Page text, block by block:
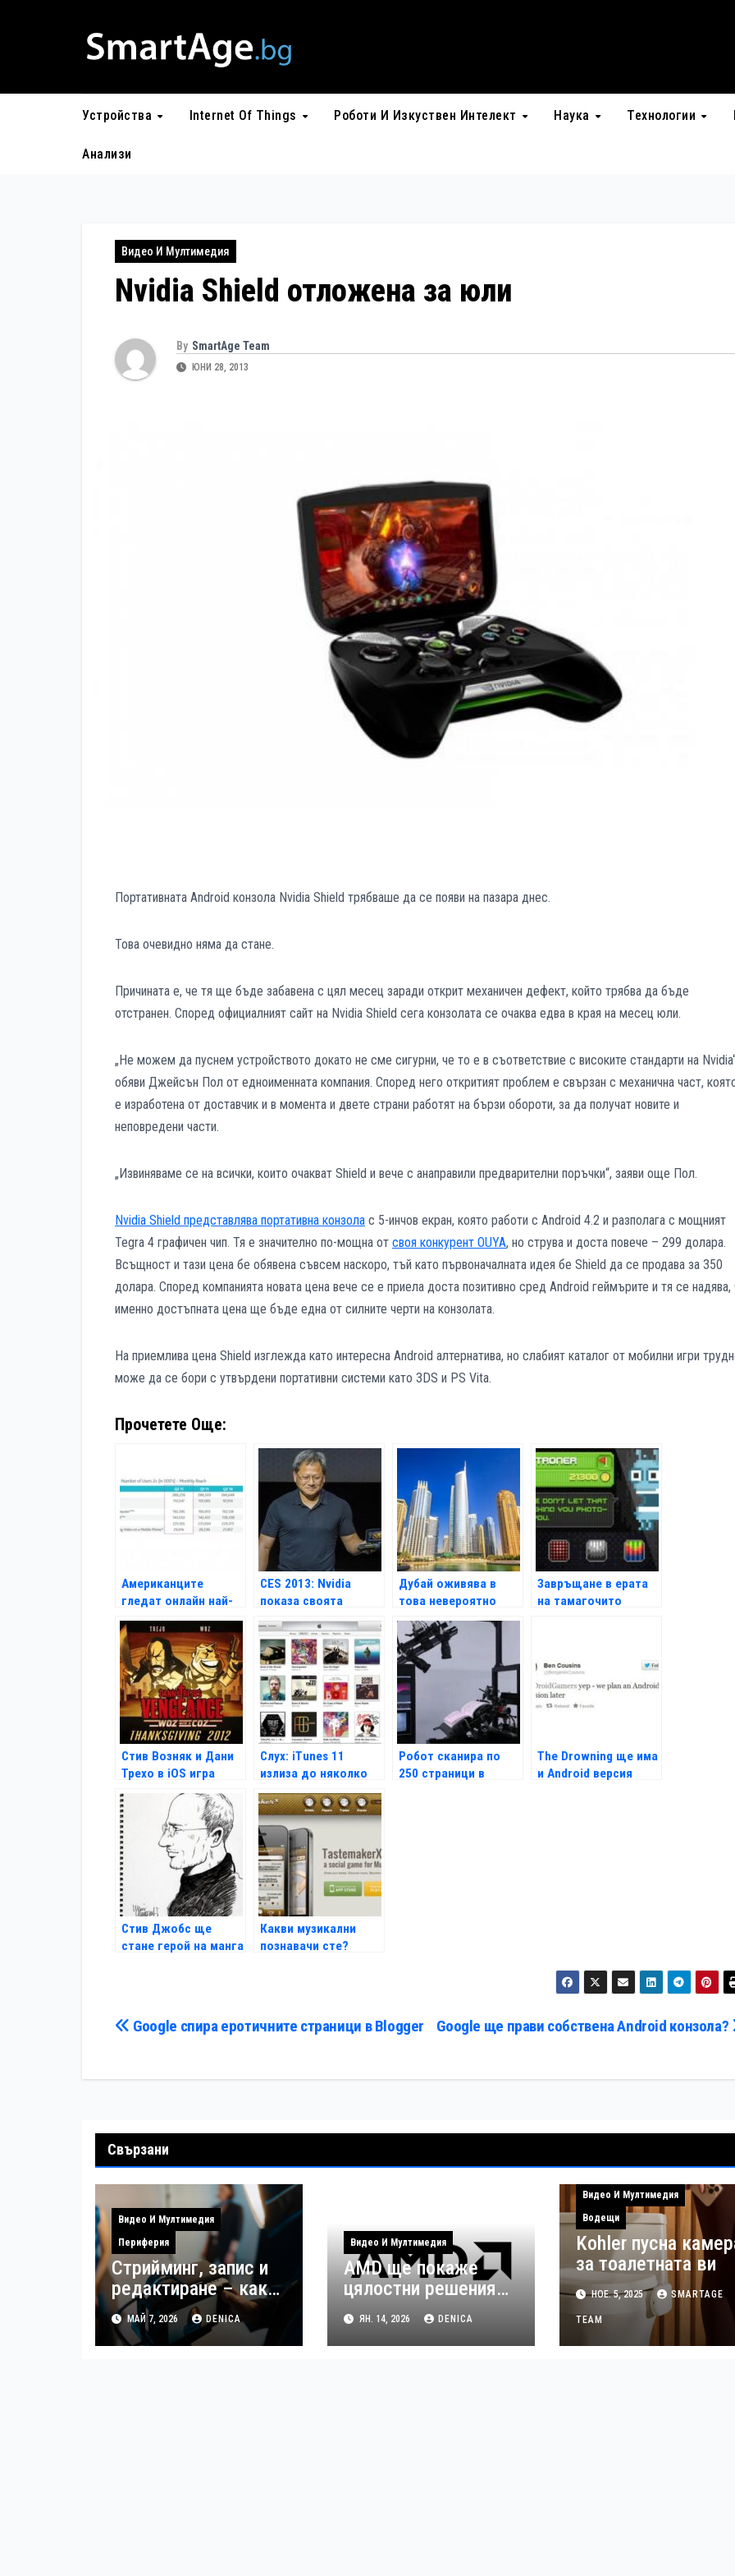
Устройства Internet Of Things Роботи И Изкуствен Интелект Наука Технологии
Анализи
Видео И Мултимедия
Nvidia Shield отложена за юли
By SmartAge Team
ЮНИ 28, 2013
Портативната Android конзола Nvidia Shield трябваше да се появи на пазара днес.
Това очевидно няма да стане.
Причината е, че тя ще бъде забавена с цял месец заради открит механичен дефект, който трябва да бъде
отстранен. Според официалният сайт на Nvidia Shield сега конзолата се очаква едва в края на месец юли.
„Не можем да пуснем устройството докато не сме сигурни, че то е в съответствие с високите стандарти на
обяви Джейсън Пол от едноименната компания. Според него откритият проблем е свързан с механична част,
е изработена от доставчик и в момента и двете страни работят на бързи обороти, за да получат новите и
неповредени части.
„Извиняваме се на всички, които очакват Shield и вече с анаправили предварителни поръчки“, заяви още Пол.
Nvidia Shield представлява портативна конзола с 5-инчов екран, която работи с Android 4.2 и разполага с мощният
Tegra 4 графичен чип. Тя е значително по-мощна от своя конкурент OUYA, но струва и доста повече – 299 долара.
Всъщност и тази цена бе обявена съвсем наскоро, тъй като първоначалната идея бе Shield да се продава за 350
долара. Според компанията новата цена вече се е приела доста позитивно сред Android геймърите и тя се надява,
именно достъпната цена ще бъде една от силните черти на конзолата.
На приемлива цена Shield изглежда като интересна Android алтернатива, но слабият каталог от мобилни игри
може да се бори с утвърдени портативни системи като 3DS и PS Vita.
Прочетете Още:
Американците
гледат онлайн най-
много от всички
CES 2013: Nvidia
показа своята
Android конзола
Shield
Дубай оживява в
това невероятно
видео
Завръщане в ерата
на тамагочито
Стив Возняк и Дани
Трехо в iOS игра
Слух: iTunes 11
излиза до няколко
дни
Робот сканира по
250 страници в
The Drowning ще има
и Android версия
Стив Джобс ще
стане герой на манга
Какви музикални
познавачи сте?
Навигация Google ще прави собствена Android конзола?
Google спира еротичните страници в Blogger
Свързани
Видео И Мултимедия
Периферия
Стрийминг, запис и
редактиране – как
да управлявате
файловете си като
създател
МАЙ 7, 2026 DENICA
Видео И Мултимедия
AMD ще покаже
цялостни решения
за аудио-видео
излъчвания по
време на ISE 2026
ЯН. 14, 2026 DENICA
Видео И Мултимедия
Водещи
Kohler пусна
за тоалетната ви
НОЕ. 5, 2025 SMARTAGE
TEAM